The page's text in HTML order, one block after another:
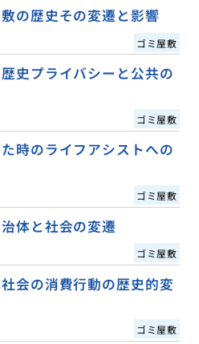
の歴史その変遷と影響
ゴミ屋敷
史プライバシーと公共の
ゴミ屋敷
時のライフアシストへの
ゴミ屋敷
体と社会の変遷
ゴミ屋敷
会の消費行動の歴史的変
ゴミ屋敷